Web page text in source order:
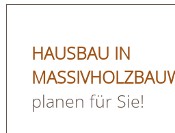
HAUSBAU IN
planen für Sie!